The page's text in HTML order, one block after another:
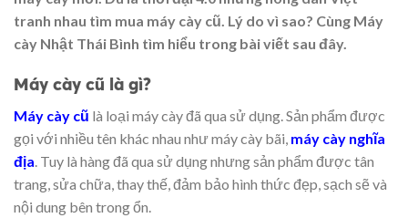
tranh nhau tìm mua máy cày cũ. Lý do vì sao? Cùng Máy
cày Nhật Thái Bình tìm hiểu trong bài viết sau đây.
Máy cày cũ là gì?
Máy cày cũ là loại máy cày đã qua sử dụng. Sản phẩm được
gọi với nhiều tên khác nhau như máy cày bãi, máy cày nghĩa
địa. Tuy là hàng đã qua sử dụng nhưng sản phẩm được tân
trang, sửa chữa, thay thế, đảm bảo hình thức đẹp, sạch sẽ và
nội dung bên trong ổn.